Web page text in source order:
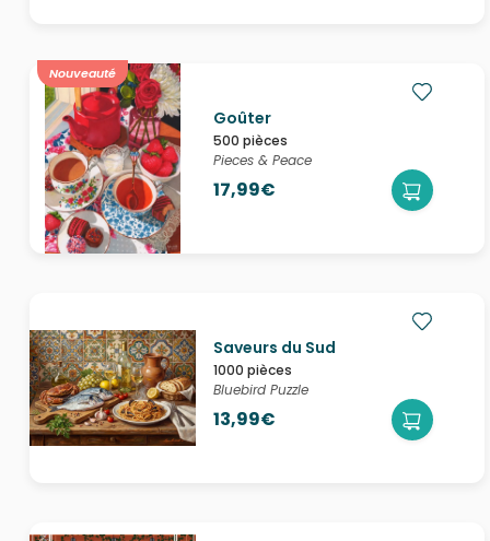
Nouveauté
Goûter
500 pièces
Pieces & Peace
17,99€
Saveurs du Sud
1000 pièces
Bluebird Puzzle
13,99€